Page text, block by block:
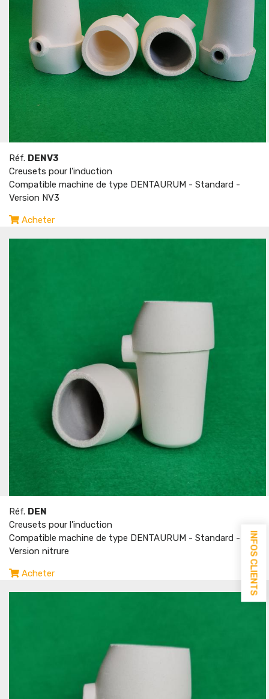
Réf. DENV3
Creusets pour l'induction
Compatible machine de type DENTAURUM - Standard -
Version NV3
Acheter
Réf. DEN
Creusets pour l'induction
Compatible machine de type DENTAURUM - Standard -
Version nitrure
Acheter INFOS CLIENTS